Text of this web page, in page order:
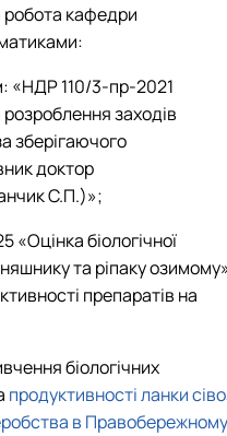
кафедри
«НДР110/3-пр-2021
заходів
зберігаючого
доктор
С.П.)»;
«Оцінка біологічної
та ріпаку
препаратів на
біологічних
продуктивності ланки
в Правобережному